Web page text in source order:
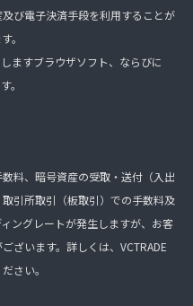
び電子決済手段を利用することが
。
ますブラウザソフト、ならびに
。
料、暗号資産の受取・送付（入出
引所取引（板取引）での手数料及
ングレートが発生しますが、お客
ざいます。詳しくは、VCTRADE
さい。